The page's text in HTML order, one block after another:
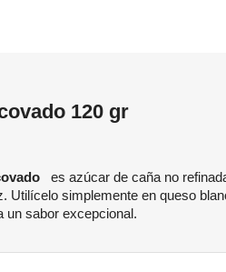
120 gr
es azúcar de caña no
Utilícelo simplemente en queso
un sabor excepcional.